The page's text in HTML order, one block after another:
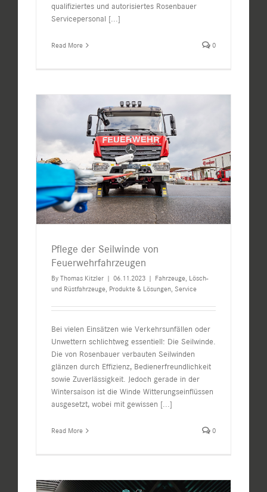
qualifiziertes und autorisiertes Rosenbauer
Servicepersonal [...]
Read More 0
Pflege der Seilwinde von
Feuerwehrfahrzeugen
By Thomas Kitzler | 06.11.2023 | Fahrzeuge Lösch-
und Rüstfahrzeuge Produkte & Lösungen Service
Bei vielen Einsätzen wie Verkehrsunfällen oder
Unwettern schlichtweg essentiell: Die Seilwinde.
Die von Rosenbauer verbauten Seilwinden
glänzen durch Effizienz, Bedienerfreundlichkeit
sowie Zuverlässigkeit. Jedoch gerade in der
Wintersaison ist die Winde Witterungseinflüssen
ausgesetzt, wobei mit gewissen [...]
Read More 0